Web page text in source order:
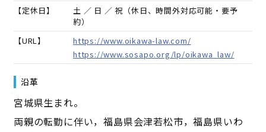
【定休日】
土 ／ 日 ／ 祝（休日、時間外対応可能・要予
約）
【URL】
https://www.oikawa-law.com/
https://www.sosapo.org/lp/oikawa_law/
沿革
宮城県生まれ。
両親の転勤に伴い，福島県会津若松市，福島県いわ